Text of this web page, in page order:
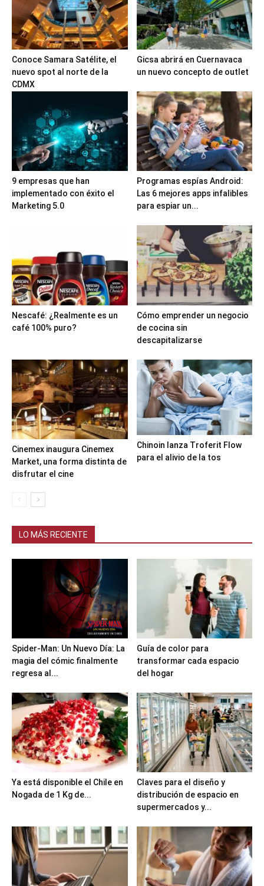
Conoce Samara Satélite, el
nuevo spot al norte de la
CDMX
Gicsa abrirá en Cuernavaca
un nuevo concepto de outlet
9 empresas que han
implementado con éxito el
Marketing 5.0
Programas espías Android:
Las 6 mejores apps infalibles
para espiar un...
Nescafé: ¿Realmente es un
café 100% puro?
Cómo emprender un negocio
de cocina sin
descapitalizarse
Cinemex inaugura Cinemex
Market, una forma distinta de
disfrutar el cine
Chinoin lanza Troferit Flow
para el alivio de la tos
LO MÁS RECIENTE
Spider-Man: Un Nuevo Día: La
magia del cómic finalmente
regresa al...
Guía de color para
transformar cada espacio
del hogar
Ya está disponible el Chile en
Nogada de 1 Kg de...
Claves para el diseño y
distribución de espacio en
supermercados y...